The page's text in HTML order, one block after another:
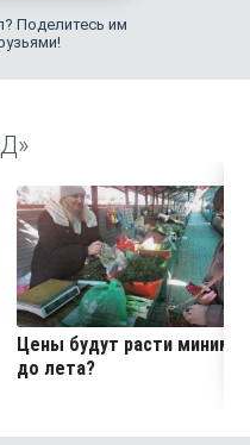
Поделитесь им
Цены будут расти
до лета?